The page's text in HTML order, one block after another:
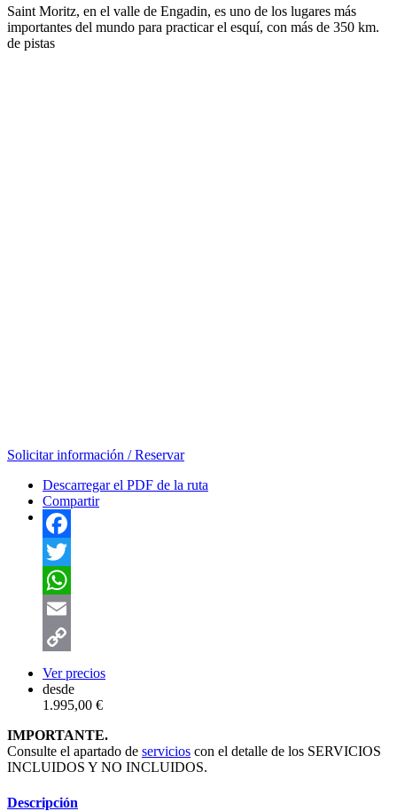
Saint Moritz, en el valle de Engadin, es uno de los lugares más
importantes del mundo para practicar el esquí, con más de 350 km.
de pistas
Solicitar información / Reservar
Descarregar el PDF de la ruta
Compartir
Facebook
Twitter
WhatsApp
Email
Copy
Link
Ver precios
desde
1.995,00 €
IMPORTANTE.
Consulte el apartado de servicios con el detalle de los SERVICIOS
INCLUIDOS Y NO INCLUIDOS.
Descripción